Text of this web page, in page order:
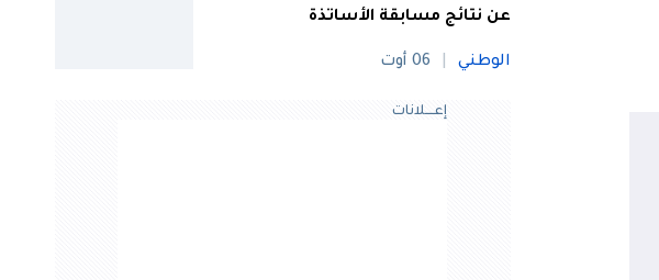
عن نتائج مسابقة الأساتذة
الوطني 06 أوت
إعــــلانات